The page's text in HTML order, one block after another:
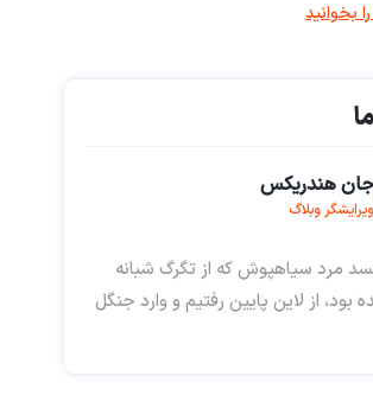
بخوانید
جان هندریکس
ویرایشگر وبلاگ
مرد سیاهپوش که از تگرگ شبانه
از لاین پایین رفتیم و وارد جنگل